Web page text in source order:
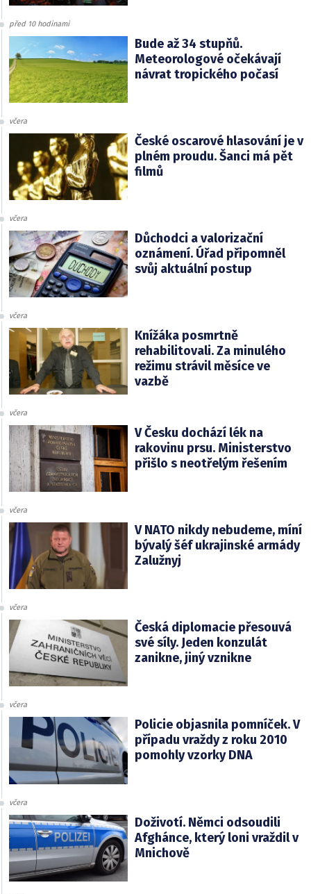
před 10 hodinami
Bude až 34 stupňů.
Meteorologové očekávají
návrat tropického počasí
včera
České oscarové hlasování je v
plném proudu. Šanci má pět
filmů
včera
Důchodci a valorizační
oznámení. Úřad připomněl
svůj aktuální postup
včera
Knížáka posmrtně
rehabilitovali. Za minulého
režimu strávil měsíce ve
vazbě
včera
V Česku dochází lék na
rakovinu prsu. Ministerstvo
přišlo s neotřelým řešením
včera
V NATO nikdy nebudeme, míní
bývalý šéf ukrajinské armády
Zalužnyj
včera
Česká diplomacie přesouvá
své síly. Jeden konzulát
zanikne, jiný vznikne
včera
Policie objasnila pomníček. V
případu vraždy z roku 2010
pomohly vzorky DNA
včera
Doživotí. Němci odsoudili
Afghánce, který loni vraždil v
Mnichově